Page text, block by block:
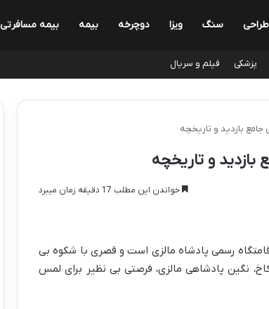
طراحی سنگ ویزا دوچرخه بیمه بیمه مسافرتی
پزشکی فیلم و سریال
جامع بازدید و تاریخچه
بازدید و تاریخچه
خواندن این مطلب 17 دقیقه زمان میبرد
اقامتگاه رسمی پادشاه مالزی است و قصری با شکوه بی
نگین پادشاهی مالزی، فرصتی بی نظیر برای لمس